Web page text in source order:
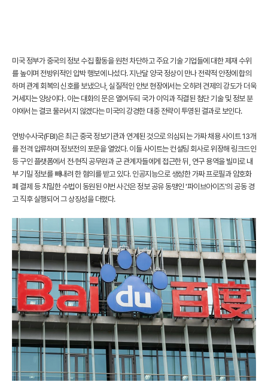
미국 정부가 중국의 정보 수집 활동을 원천 차단하고 주요 기술 기업들에 대한 제재 수위
를 높이며 전방위적인 압박 행보에 나섰다. 지난달 양국 정상이 만나 전략적 안정에 합의
하며 관계 회복의 신호를 보냈으나, 실질적인 안보 현장에서는 오히려 견제의 강도가 더욱
거세지는 양상이다. 이는 대화의 문은 열어두되 국가 이익과 직결된 첨단 기술 및 정보 분
야에서는 결코 물러서지 않겠다는 미국의 강경한 대중 전략이 투영된 결과로 보인다.
연방수사국(FBI)은 최근 중국 정보기관과 연계된 것으로 의심되는 가짜 채용 사이트 13개
를 전격 압류하며 정보전의 포문을 열었다. 이들 사이트는 컨설팅 회사로 위장해 링크드인
등 구인 플랫폼에서 전·현직 공무원과 군 관계자들에게 접근한 뒤, 연구 용역을 빌미로 내
부 기밀 정보를 빼내려 한 혐의를 받고 있다. 인공지능으로 생성한 가짜 프로필과 암호화
폐 결제 등 치밀한 수법이 동원된 이번 사건은 정보 공유 동맹인 '파이브아이즈'의 공동 경
고 직후 실행되어 그 상징성을 더했다.